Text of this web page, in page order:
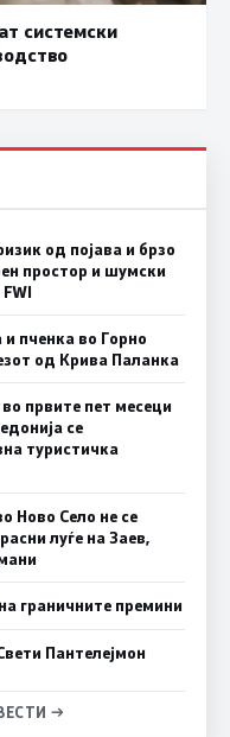
системски
од појава и брзо
простор и шумски
и пченка во Горно
од Крива Паланка
првите пет месеци
се
туристичка
Ново Село не се
луѓе на Заев,
граничните премини
Пантелејмон
→